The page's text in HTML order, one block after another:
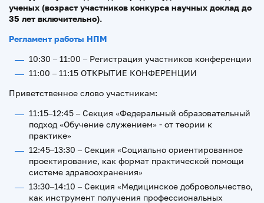
ученых (возраст участников конкурса научных доклад до
35 лет включительно).
Регламент работы НПМ
10:30 – 11:00 – Регистрация участников конференции
11:00 – 11:15 ОТКРЫТИЕ КОНФЕРЕНЦИИ
Приветственное слово участникам:
11:15–12:45 – Секция «Федеральный образовательный
подход «Обучение служением» - от теории к
практике»
12:45–13:30 – Секция «Социально ориентированное
проектирование, как формат практической помощи
системе здравоохранения»
13:30–14:10 – Секция «Медицинское добровольчество,
как инструмент получения профессиональных